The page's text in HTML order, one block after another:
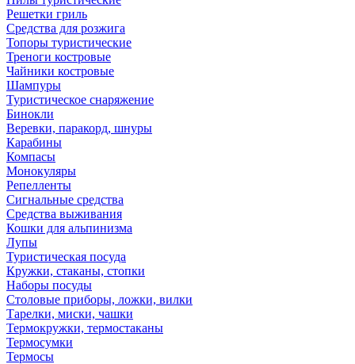
Решетки гриль
Средства для розжига
Топоры туристические
Треноги костровые
Чайники костровые
Шампуры
Туристическое снаряжение
Бинокли
Веревки, паракорд, шнуры
Карабины
Компасы
Монокуляры
Репелленты
Сигнальные средства
Средства выживания
Кошки для альпинизма
Лупы
Туристическая посуда
Кружки, стаканы, стопки
Наборы посуды
Столовые приборы, ложки, вилки
Тарелки, миски, чашки
Термокружки, термостаканы
Термосумки
Термосы